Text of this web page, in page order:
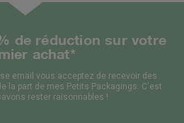
de réduction sur votre
achat*
email vous acceptez de recevoir des
la part de mes Petits Packagings. C'est
rester raisonnables !